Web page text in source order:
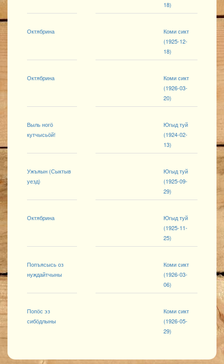
18)
Октябрина
Коми сикт
(1925-12-
18)
Октябрина
Коми сикт
(1926-03-
20)
Выль ногӧ
кутчысьӧй!
Югыд туй
(1924-02-
13)
Ужъяын (Сыктыв
уезд)
Югыд туй
(1925-09-
29)
Октябрина
Югыд туй
(1925-11-
25)
Попъясысь оз
нуждайтчыны
Коми сикт
(1926-03-
06)
Попӧс эз
сибӧдлыны
Коми сикт
(1926-05-
29)